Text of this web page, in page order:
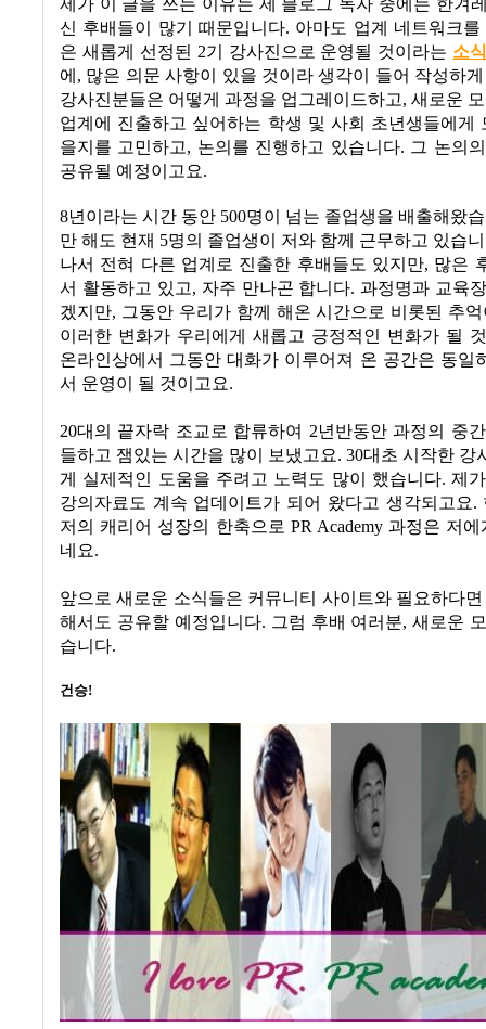
제가 이 글을 쓰는 이유는 제 블로그 독자 중에는 한겨
신 후배들이 많기 때문입니다. 아마도 업계 네트워크
은 새롭게 선정된 2기 강사진으로 운영될 것이라는 소
에 , 많은 의문 사항이 있을 것이라 생각이 들어 작성하
강사진분들은 어떻게 과정을 업그레이드하고, 새로운
업계에 진출하고 싶어하는 학생 및 사회 초년생들에게
을지를 고민하고, 논의를 진행하고 있습니다. 그 논의
공유될 예정이고요.
8년이라는 시간 동안 500명이 넘는 졸업생을 배출해왔
만 해도 현재 5명의 졸업생이 저와 함께 근무하고 있습
나서 전혀 다른 업계로 진출한 후배들도 있지만, 많은
서 활동하고 있고, 자주 만나곤 합니다.과정명과 교육
겠지만, 그동안 우리가 함께 해온 시간으로 비롯된 추
이러한 변화가 우리에게 새롭고 긍정적인 변화가 될
온라인상에서 그동안 대화가 이루어져 온 공간은 동일
서 운영이 될 것이고요.
20대의 끝자락 조교로 합류하여 2년반동안 과정의 중
들하고 잼있는 시간을 많이 보냈고요. 30대초 시작한 강
게 실제적인 도움을 주려고 노력도 많이 했습니다. 제
강의자료도 계속 업데이트가 되어 왔다고 생각되고요.
저의 캐리어 성장의 한축으로 PR Academy 과정은 저
네요.
앞으로 새로운 소식들은 커뮤니티 사이트와 필요하다
해서도 공유할 예정입니다. 그럼 후배 여러분,새로운
습니다.
건승!